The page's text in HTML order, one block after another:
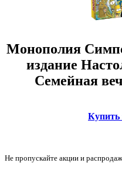
Монополия
издание
Семейная
Купить
Не пропускайте акции и